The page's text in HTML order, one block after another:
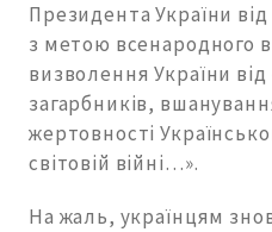
Президента України
з метою всенародного
визволення України
загарбників,
жертовності
світовій війні…».
На жаль, українцям